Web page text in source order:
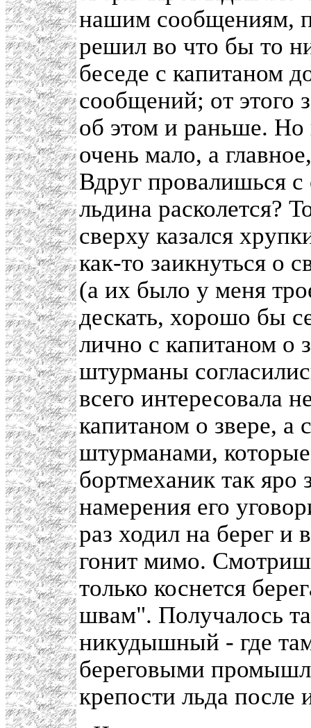
нашим сообщениям,
решил во что бы то
беседе с капитаном
сообщений; от этого
об этом и раньше. Но
очень мало, а
Вдруг провалишься
льдина расколется?
сверху казался
как-то заикнуться о
(а их было у меня
дескать, хорошо бы
лично с капитаном о
штурманы
всего интересовала
капитаном о звере, а
штурманами,
бортмеханик так яро
намерения его
раз ходил на берег и
гонит мимо.
только коснется
швам". Получалось
никудышный - где
береговыми
крепости льда после